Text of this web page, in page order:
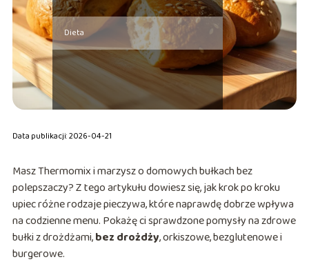
Dieta
Data publikacji: 2026-04-21
Masz Thermomix i marzysz o domowych bułkach bez
polepszaczy? Z tego artykułu dowiesz się, jak krok po kroku
upiec różne rodzaje pieczywa, które naprawdę dobrze wpływa
na codzienne menu. Pokażę ci sprawdzone pomysły na zdrowe
bułki z drożdżami,bez drożdży, orkiszowe, bezglutenowe i
burgerowe.